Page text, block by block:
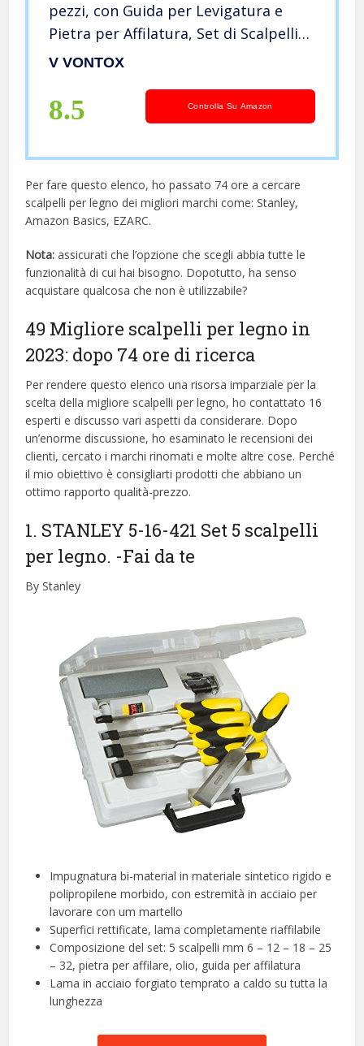
pezzi, con Guida per Levigatura e
Pietra per Affilatura, Set di Scalpelli
Per Legno per Intaglio del Legno,
V VONTOX
8.5 Controlla Su Amazon
Per fare questo elenco, ho passato 74 ore a cercare
scalpelli per legno dei migliori marchi come: Stanley,
Amazon Basics, EZARC.
Nota: assicurati che l’opzione che scegli abbia tutte le
funzionalità di cui hai bisogno. Dopotutto, ha senso
acquistare qualcosa che non è utilizzabile?
49 Migliore scalpelli per legno in
2023: dopo 74 ore di ricerca
Per rendere questo elenco una risorsa imparziale per la
scelta della migliore scalpelli per legno, ​​ho contattato 16
esperti e discusso vari aspetti da considerare. Dopo
un’enorme discussione, ho esaminato le recensioni dei
clienti, cercato i marchi rinomati e molte altre cose. Perché
il mio obiettivo è consigliarti prodotti che abbiano un
ottimo rapporto qualità-prezzo.
1. STANLEY 5-16-421 Set 5 scalpelli
per legno. -Fai da te
By Stanley
Impugnatura bi-material in materiale sintetico rigido e
polipropilene morbido, con estremità in acciaio per
lavorare con um martello
Superfici rettificate, lama completamente riaffilabile
Composizione del set: 5 scalpelli mm 6 – 12 – 18 – 25
– 32, pietra per affilare, olio, guida per affilatura
Lama in acciaio forgiato temprato a caldo su tutta la
lunghezza